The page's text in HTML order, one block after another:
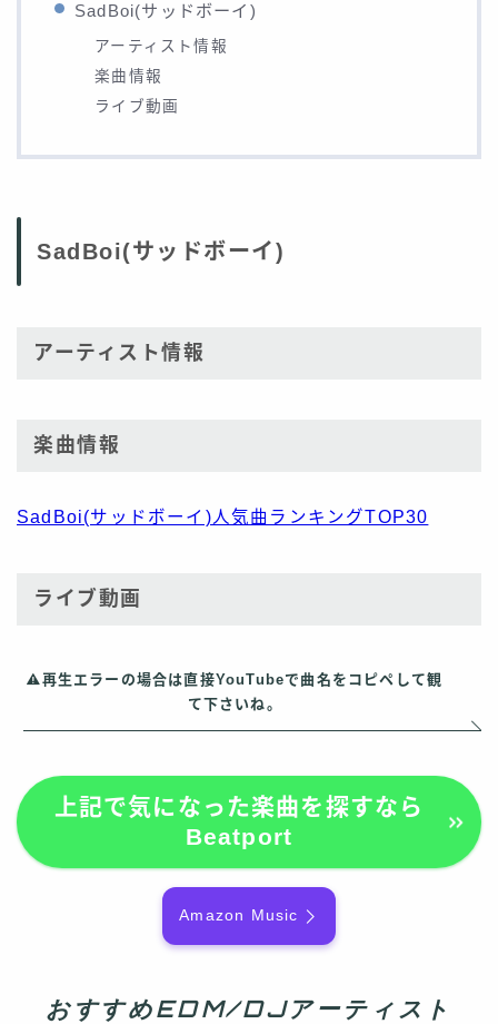
SadBoi(サッドボーイ)
アーティスト情報
楽曲情報
ライブ動画
SadBoi(サッドボーイ)
アーティスト情報
楽曲情報
SadBoi(サッドボーイ)人気曲ランキングTOP30
ライブ動画
再生エラーの場合は直接YouTubeで曲名をコピペして観
て下さいね。
上記で気になった楽曲を探すなら
Beatport
Amazon Music
おすすめEDM/DJアーティスト